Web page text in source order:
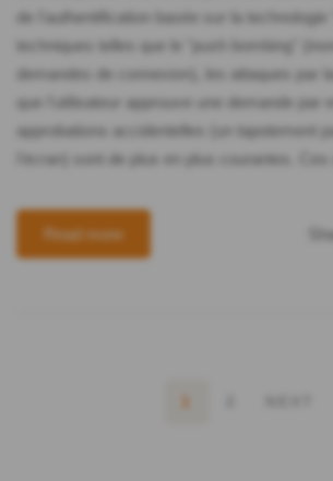
de l'authentification basée sur la technologie
techniques telles que le "push bombing"
demandes de connexion), les attaques par
que l'utilisateur approuve une demande par
approbations accidentelles (un tapotement
l'écran) sont de plus en plus courantes. Ces
Read more